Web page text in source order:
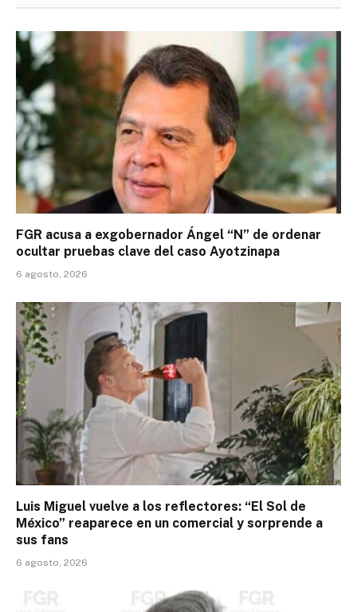
FGR acusa a exgobernador Ángel “N” de ordenar
ocultar pruebas clave del caso Ayotzinapa
6 agosto, 2026
Luis Miguel vuelve a los reflectores: “El Sol de
México” reaparece en un comercial y sorprende a
sus fans
6 agosto, 2026